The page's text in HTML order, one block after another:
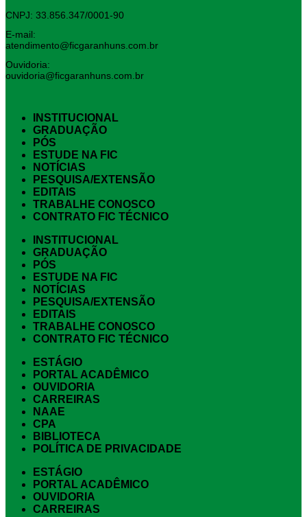
CNPJ: 33.856.347/0001-90
E-mail:
atendimento@ficgaranhuns.com.br
Ouvidoria:
ouvidoria@ficgaranhuns.com.br
INSTITUCIONAL
GRADUAÇÃO
PÓS
ESTUDE NA FIC
NOTÍCIAS
PESQUISA/EXTENSÃO
EDITAIS
TRABALHE CONOSCO
CONTRATO FIC TÉCNICO
INSTITUCIONAL
GRADUAÇÃO
PÓS
ESTUDE NA FIC
NOTÍCIAS
PESQUISA/EXTENSÃO
EDITAIS
TRABALHE CONOSCO
CONTRATO FIC TÉCNICO
ESTÁGIO
PORTAL ACADÊMICO
OUVIDORIA
CARREIRAS
NAAE
CPA
BIBLIOTECA
POLÍTICA DE PRIVACIDADE
ESTÁGIO
PORTAL ACADÊMICO
OUVIDORIA
CARREIRAS